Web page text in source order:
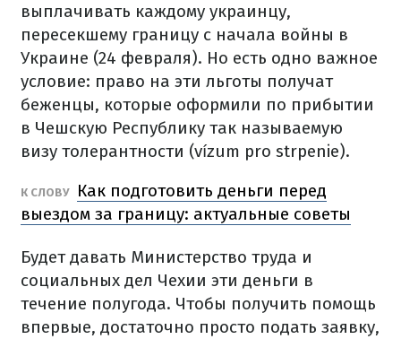
выплачивать каждому украинцу,
пересекшему границу с начала войны в
Украине (24 февраля). Но есть одно важное
условие: право на эти льготы получат
беженцы, которые оформили по прибытии
в Чешскую Республику так называемую
визу толерантности (vízum pro strpenie).
К СЛОВУ
Как подготовить деньги перед
выездом за границу: актуальные советы
Будет давать Министерство труда и
социальных дел Чехии эти деньги в
течение полугода. Чтобы получить помощь
впервые, достаточно просто подать заявку,